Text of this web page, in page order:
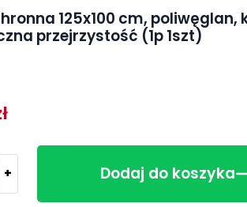
125x100 cm, poliwęglan,
przejrzystość (1p 1szt)
+ Dodaj do koszyka